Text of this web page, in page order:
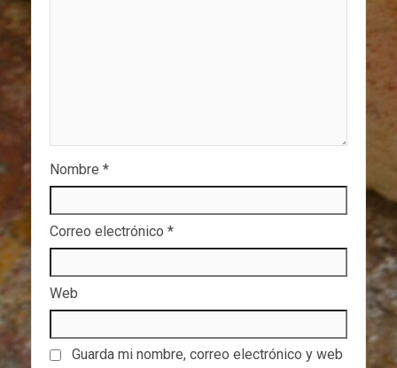
Nombre *
Correo electrónico *
Web
Guarda mi nombre, correo electrónico y web